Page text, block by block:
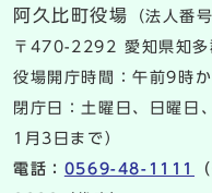
阿久比町役場
（法人番
〒470-2292 愛知県知多
役場開庁時間：午前9時
閉庁日：土曜日、日曜日
1月3日まで）
電話： 0569-48-1111